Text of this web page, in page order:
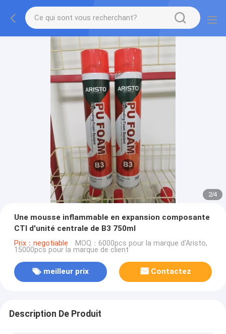
2/4
Une mousse inflammable en expansion composante
CTI d'unité centrale de B3 750ml
Prix：negotiable MOQ：6000pcs pour la marque d'Aristo,
15000pcs pour la marque de client
meilleur prix Contactez
Description De Produit